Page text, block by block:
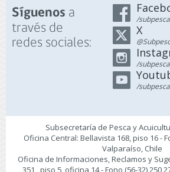
Síguenos a
través de
redes sociales:
/subpesca
X
/
/subpesca
Subsecretaría de Pesca y
Oficina Central: Bellavista 168, piso 16 -
Valparaíso, Chile
Oficina de Informaciones, Reclamos y
351 , piso 5, oficina 14 - Fono (56-32) 250